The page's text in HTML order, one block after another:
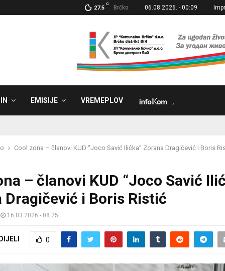
27.5
C
Brčko 06.08.2026. - 00:09
EMISIJE VREMEPLOV
Cool zona – članovi KUD “Joco Savić Ilićka” Zorana Dragičević i Boris
– članovi KUD “Joco Savić
Dragičević i Boris Ristić
16.03.2026 - 08:25
0